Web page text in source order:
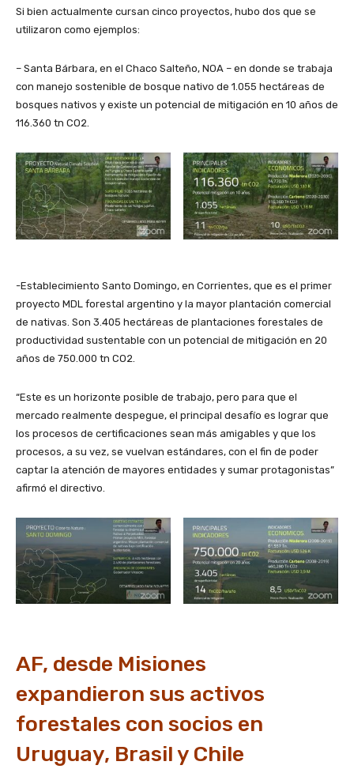
Si bien actualmente cursan cinco proyectos, hubo dos que se
utilizaron como ejemplos:
– Santa Bárbara, en el Chaco Salteño, NOA – en donde se trabaja
con manejo sostenible de bosque nativo de 1.055 hectáreas de
bosques nativos y existe un potencial de mitigación en 10 años de
116.360 tn CO2.
-Establecimiento Santo Domingo, en Corrientes, que es el primer
proyecto MDL forestal argentino y la mayor plantación comercial
de nativas. Son 3.405 hectáreas de plantaciones forestales de
productividad sustentable con un potencial de mitigación en 20
años de 750.000 tn CO2.
“Este es un horizonte posible de trabajo, pero para que el
mercado realmente despegue, el principal desafío es lograr que
los procesos de certificaciones sean más amigables y que los
procesos, a su vez, se vuelvan estándares, con el fin de poder
captar la atención de mayores entidades y sumar protagonistas”
afirmó el directivo.
AF, desde Misiones
expandieron sus activos
forestales con socios en
Uruguay, Brasil y Chile